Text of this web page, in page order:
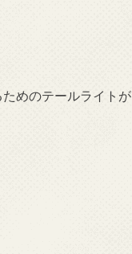
めのテールライトが